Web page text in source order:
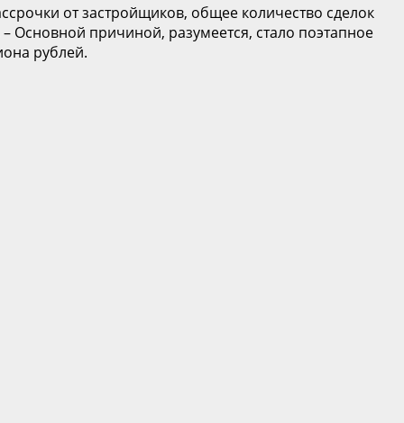
от застройщиков, общее количество сделок
Основной причиной, разумеется, стало поэтапное
рублей.